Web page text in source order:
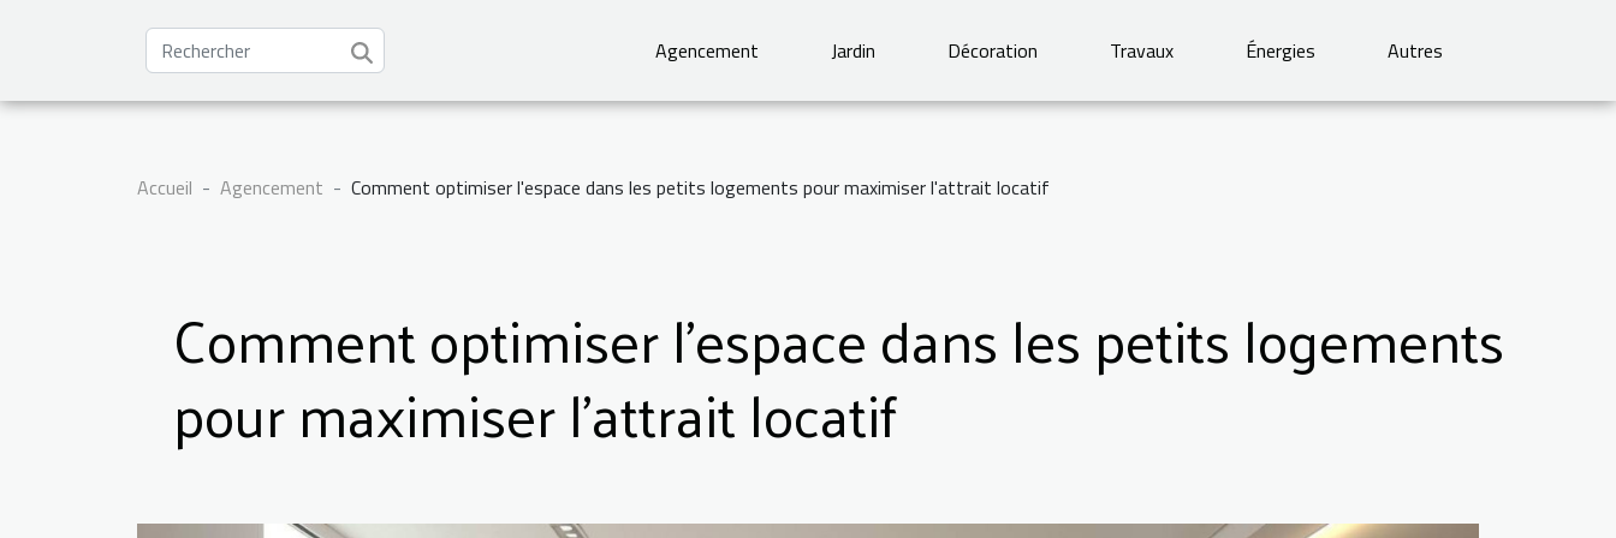
Agencement Jardin Décoration Travaux Énergies Autres
Accueil Agencement Comment optimiser l'espace dans les petits logements pour maximiser l'attrait locatif
Comment optimiser l'espace dans les petits logements
pour maximiser l'attrait locatif